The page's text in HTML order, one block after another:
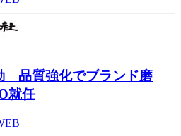
品質強化でブランド磨
就任